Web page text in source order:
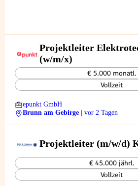
Projektleiter
(w/m/x)
€ 5.000 monatl.
Vollzeit
epunkt GmbH
Brunn am Gebirge
| vor 2 Tagen
Projektleiter (m/w/d)
€ 45.000 jährl.
Vollzeit